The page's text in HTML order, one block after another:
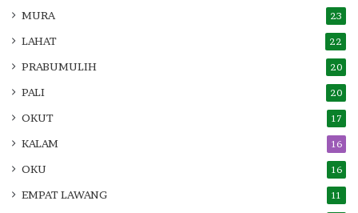
MURA 23
LAHAT 22
PRABUMULIH 20
PALI 20
OKUT 17
KALAM 16
OKU 16
EMPAT LAWANG 11